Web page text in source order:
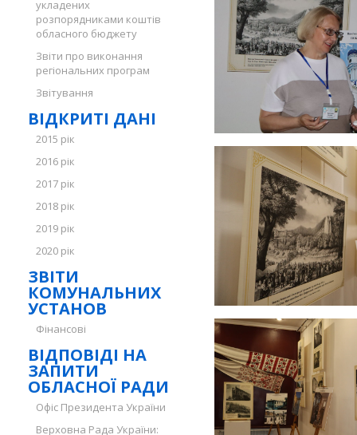
укладених
розпорядниками коштів
обласного бюджету
Звіти про виконання
регіональних програм
Звітування
ВІДКРИТІ ДАНІ
2015 рік
2016 рік
2017 рік
2018 рік
2019 рік
2020 рік
ЗВІТИ
КОМУНАЛЬНИХ
УСТАНОВ
Фінансові
ВІДПОВІДІ НА
ЗАПИТИ
ОБЛАСНОЇ РАДИ
Офіс Президента України
Верховна Рада України: